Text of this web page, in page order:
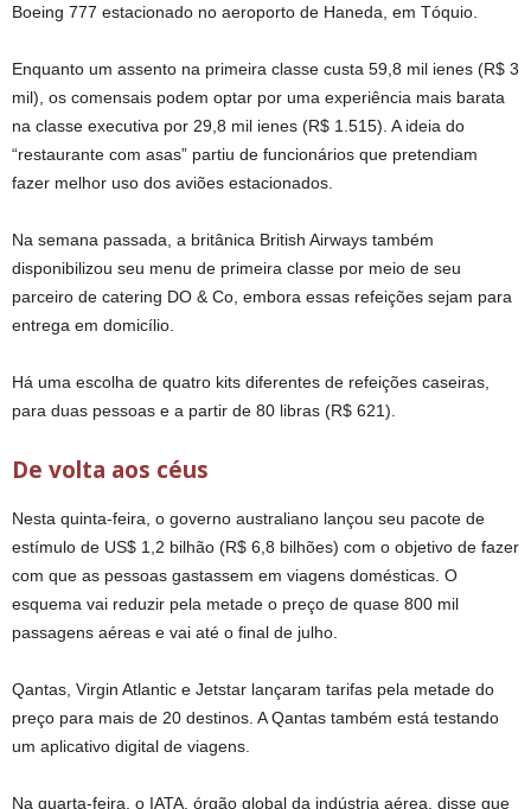
Boeing 777 estacionado no aeroporto de Haneda, em Tóquio.
Enquanto um assento na primeira classe custa 59,8 mil ienes (R$ 3
mil), os comensais podem optar por uma experiência mais barata
na classe executiva por 29,8 mil ienes (R$ 1.515). A ideia do
“restaurante com asas” partiu de funcionários que pretendiam
fazer melhor uso dos aviões estacionados.
Na semana passada, a britânica British Airways também
disponibilizou seu menu de primeira classe por meio de seu
parceiro de catering DO & Co, embora essas refeições sejam para
entrega em domicílio.
Há uma escolha de quatro kits diferentes de refeições caseiras,
para duas pessoas e a partir de 80 libras (R$ 621).
De volta aos céus
Nesta quinta-feira, o governo australiano lançou seu pacote de
estímulo de US$ 1,2 bilhão (R$ 6,8 bilhões) com o objetivo de fazer
com que as pessoas gastassem em viagens domésticas. O
esquema vai reduzir pela metade o preço de quase 800 mil
passagens aéreas e vai até o final de julho.
Qantas, Virgin Atlantic e Jetstar lançaram tarifas pela metade do
preço para mais de 20 destinos. A Qantas também está testando
um aplicativo digital de viagens.
Na quarta-feira, o IATA, órgão global da indústria aérea, disse que